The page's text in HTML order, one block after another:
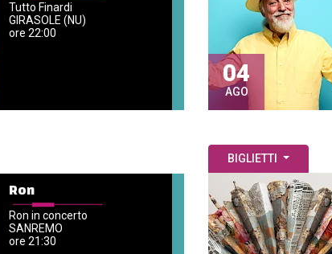
Tutto Finardi
GIRASOLE (NU)
ore 22:00
04
AGO
Ron
Ron in concerto
SANREMO
ore 21:30
BIGLIETTI